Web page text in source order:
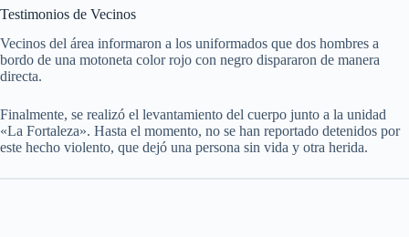
Testimonios de Vecinos
Vecinos del área informaron a los uniformados que dos hombres a
bordo de una motoneta color rojo con negro dispararon de manera
directa.
Finalmente, se realizó el levantamiento del cuerpo junto a la unidad
«La Fortaleza». Hasta el momento, no se han reportado detenidos por
este hecho violento, que dejó una persona sin vida y otra herida.